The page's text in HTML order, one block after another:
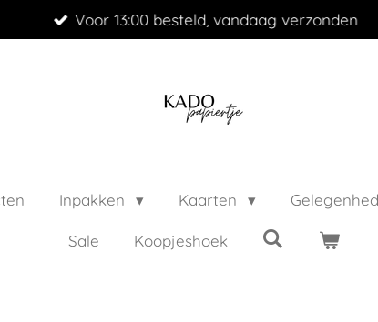
Voor 13:00 besteld, vandaag verzonden
Inpakken Kaarten
Sale Koopjeshoek